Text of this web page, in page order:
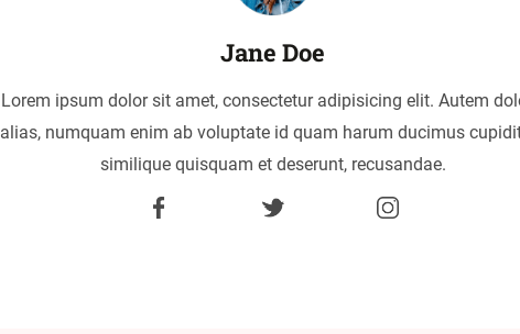
Jane Doe
Lorem ipsum dolor sit amet, consectetur adipisicing elit. Autem
alias, numquam enim ab voluptate id quam harum ducimus
similique quisquam et deserunt, recusandae.